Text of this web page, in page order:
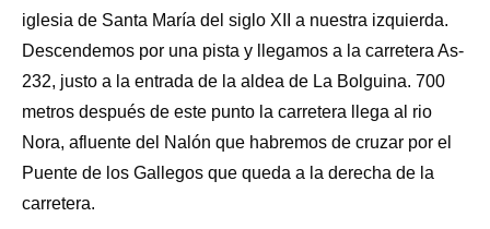
iglesia de Santa María del siglo XII a nuestra izquierda.
Descendemos por una pista y llegamos a la carretera As-
232, justo a la entrada de la aldea de La Bolguina. 700
metros después de este punto la carretera llega al rio
Nora, afluente del Nalón que habremos de cruzar por el
Puente de los Gallegos que queda a la derecha de la
carretera.